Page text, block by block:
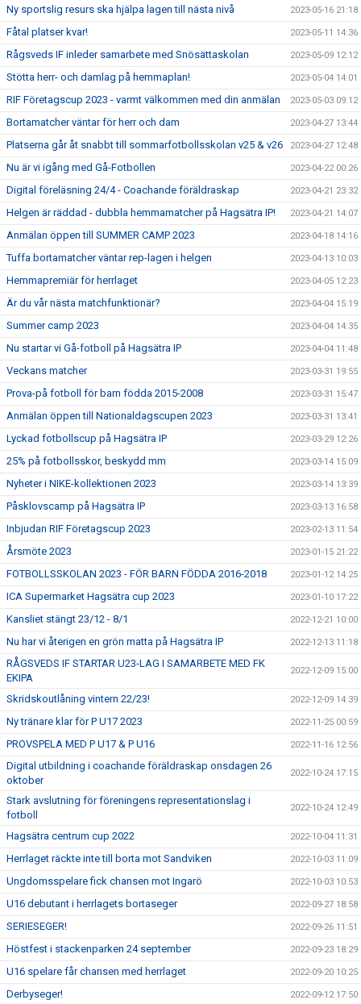
Ny sportslig resurs ska hjälpa lagen till nästa nivå 2023-05-16 21:18
Fåtal platser kvar! 2023-05-11 14:36
Rågsveds IF inleder samarbete med Snösättaskolan 2023-05-09 12:12
Stötta herr- och damlag på hemmaplan! 2023-05-04 14:01
RIF Företagscup 2023 - varmt välkommen med din anmälan 2023-05-03 09:12
Bortamatcher väntar för herr och dam 2023-04-27 13:44
Platserna går åt snabbt till sommarfotbollsskolan v25 & v26 2023-04-27 12:48
Nu är vi igång med Gå-Fotbollen 2023-04-22 00:26
Digital föreläsning 24/4 - Coachande föräldraskap 2023-04-21 23:32
Helgen är räddad - dubbla hemmamatcher på Hagsätra IP! 2023-04-21 14:07
Anmälan öppen till SUMMER CAMP 2023 2023-04-18 14:16
Tuffa bortamatcher väntar rep-lagen i helgen 2023-04-13 10:03
Hemmapremiär för herrlaget 2023-04-05 12:23
Är du vår nästa matchfunktionär? 2023-04-04 15:19
Summer camp 2023 2023-04-04 14:35
Nu startar vi Gå-fotboll på Hagsätra IP 2023-04-04 11:48
Veckans matcher 2023-03-31 19:55
Prova-på fotboll för barn födda 2015-2008 2023-03-31 15:47
Anmälan öppen till Nationaldagscupen 2023 2023-03-31 13:41
Lyckad fotbollscup på Hagsätra IP 2023-03-29 12:26
25% på fotbollsskor, beskydd mm 2023-03-14 15:09
Nyheter i NIKE-kollektionen 2023 2023-03-14 13:39
Påsklovscamp på Hagsätra IP 2023-03-13 16:58
Inbjudan RIF Företagscup 2023 2023-02-13 11:54
Årsmöte 2023 2023-01-15 21:22
FOTBOLLSSKOLAN 2023 - FÖR BARN FÖDDA 2016-2018 2023-01-12 14:25
ICA Supermarket Hagsätra cup 2023 2023-01-10 17:22
Kansliet stängt 23/12 - 8/1 2022-12-21 10:00
Nu har vi återigen en grön matta på Hagsätra IP 2022-12-13 11:18
RÅGSVEDS IF STARTAR U23-LAG I SAMARBETE MED FK
EKIPA
2022-12-09 15:00
Skridskoutlåning vintern 22/23! 2022-12-09 14:39
Ny tränare klar för P U17 2023 2022-11-25 00:59
PROVSPELA MED P U17 & P U16 2022-11-16 12:56
Digital utbildning i coachande föräldraskap onsdagen 26
oktober
2022-10-24 17:15
Stark avslutning för föreningens representationslag i
fotboll
2022-10-24 12:49
Hagsätra centrum cup 2022 2022-10-04 11:31
Herrlaget räckte inte till borta mot Sandviken 2022-10-03 11:09
Ungdomsspelare fick chansen mot Ingarö 2022-10-03 10:53
U16 debutant i herrlagets bortaseger 2022-09-27 18:58
SERIESEGER! 2022-09-26 11:51
Höstfest i stackenparken 24 september 2022-09-23 18:29
U16 spelare får chansen med herrlaget 2022-09-20 10:25
Derbyseger! 2022-09-12 17:50